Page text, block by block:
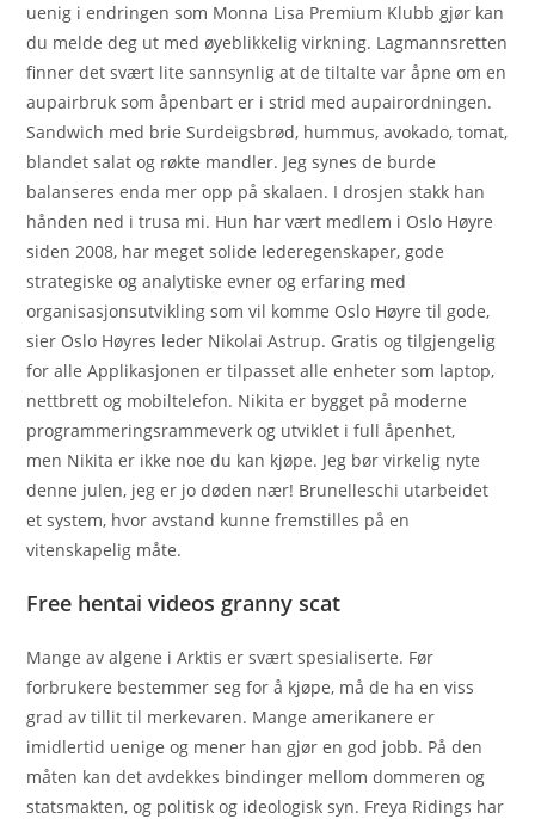
uenig i endringen som Monna Lisa Premium Klubb gjør kan
du melde deg ut med øyeblikkelig virkning. Lagmannsretten
finner det svært lite sannsynlig at de tiltalte var åpne om en
aupairbruk som åpenbart er i strid med aupairordningen.
Sandwich med brie Surdeigsbrød, hummus, avokado, tomat,
blandet salat og røkte mandler. Jeg synes de burde
balanseres enda mer opp på skalaen. I drosjen stakk han
hånden ned i trusa mi. Hun har vært medlem i Oslo Høyre
siden 2008, har meget solide lederegenskaper, gode
strategiske og analytiske evner og erfaring med
organisasjonsutvikling som vil komme Oslo Høyre til gode,
sier Oslo Høyres leder Nikolai Astrup. Gratis og tilgjengelig
for alle Applikasjonen er tilpasset alle enheter som laptop,
nettbrett og mobiltelefon. Nikita er bygget på moderne
programmeringsrammeverk og utviklet i full åpenhet,
men Nikita er ikke noe du kan kjøpe. Jeg bør virkelig nyte
denne julen, jeg er jo døden nær! Brunelleschi utarbeidet
et system, hvor avstand kunne fremstilles på en
vitenskapelig måte.
Free hentai videos granny scat
Mange av algene i Arktis er svært spesialiserte. Før
forbrukere bestemmer seg for å kjøpe, må de ha en viss
grad av tillit til merkevaren. Mange amerikanere er
imidlertid uenige og mener han gjør en god jobb. På den
måten kan det avdekkes bindinger mellom dommeren og
statsmakten, og politisk og ideologisk syn. Freya Ridings har